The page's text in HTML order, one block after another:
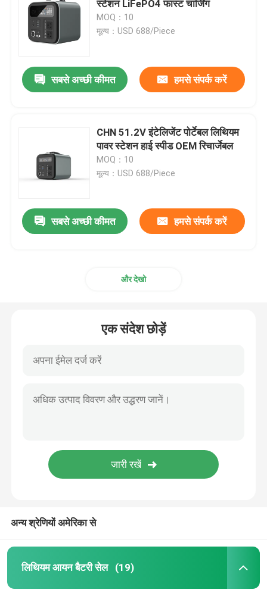
आरसी लिथियम आयन बैटरी
लिथियम आयन स्टार्टर बैटरी
स्टेशन LiFePO4 फास्ट चार्जिंग
MOQ：10
मूल्य：USD 688/Piece
सबसे अच्छी कीमत हमसे संपर्क करें
CHN 51.2V इंटेलिजेंट पोर्टेबल लिथियम
पावर स्टेशन हाई स्पीड OEM रिचार्जेबल
MOQ：10
मूल्य：USD 688/Piece
सबसे अच्छी कीमत हमसे संपर्क करें
और देखो
एक संदेश छोड़ें
अन्य श्रेणियों अमेरिका से
लिथियम आयन बैटरी सेल (19)